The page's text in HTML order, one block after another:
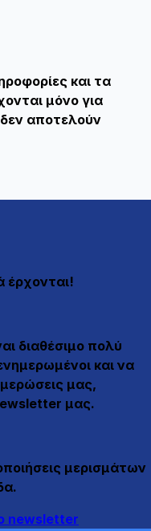
και τα
μόνο για
αποτελούν
έρχονται!
διαθέσιμο πολύ
και να
μας,
μας.
μερισμάτων
newsletter